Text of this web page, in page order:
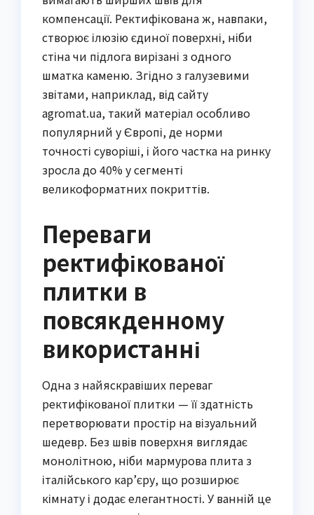
компенсації. Ректифікована ж, навпаки,
створює ілюзію єдиної поверхні, ніби
стіна чи підлога вирізані з одного
шматка каменю. Згідно з галузевими
звітами, наприклад, від сайту
agromat.ua, такий матеріал особливо
популярний у Європі, де норми
точності суворіші, і його частка на ринку
зросла до 40% у сегменті
великоформатних покриттів.
Переваги
ректифікованої
плитки в
повсякденному
використанні
Одна з найяскравіших переваг
ректифікованої плитки — її здатність
перетворювати простір на візуальний
шедевр. Без швів поверхня виглядає
монолітною, ніби мармурова плита з
італійського кар’єру, що розширює
кімнату і додає елегантності. У ванній це